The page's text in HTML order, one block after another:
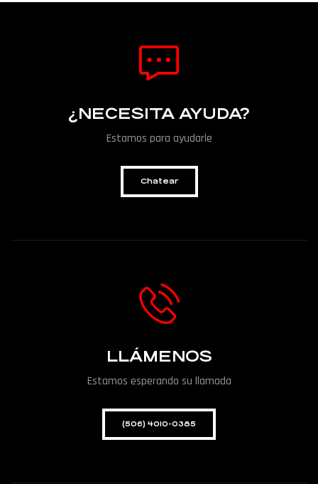
¿NECESITA AYUDA?
Estamos para ayudarle
Chatear
LLÁMENOS
Estamos esperando su llamada
(506) 4010-0385